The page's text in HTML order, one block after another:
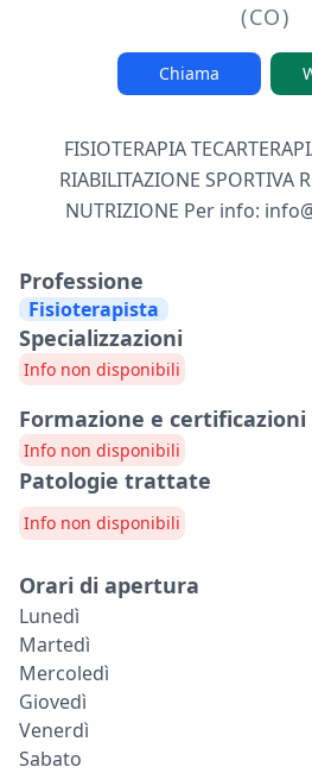
(CO)
Chiama
FISIOTERAPIA
RIABILITAZIONE SPORTIVA
NUTRIZIONE Per info:
Professione
Fisioterapista
Specializzazioni
Info non disponibili
Formazione e certificazioni
Info non disponibili
Patologie trattate
Info non disponibili
Orari di apertura
Lunedì
Martedì
Mercoledì
Giovedì
Venerdì
Sabato